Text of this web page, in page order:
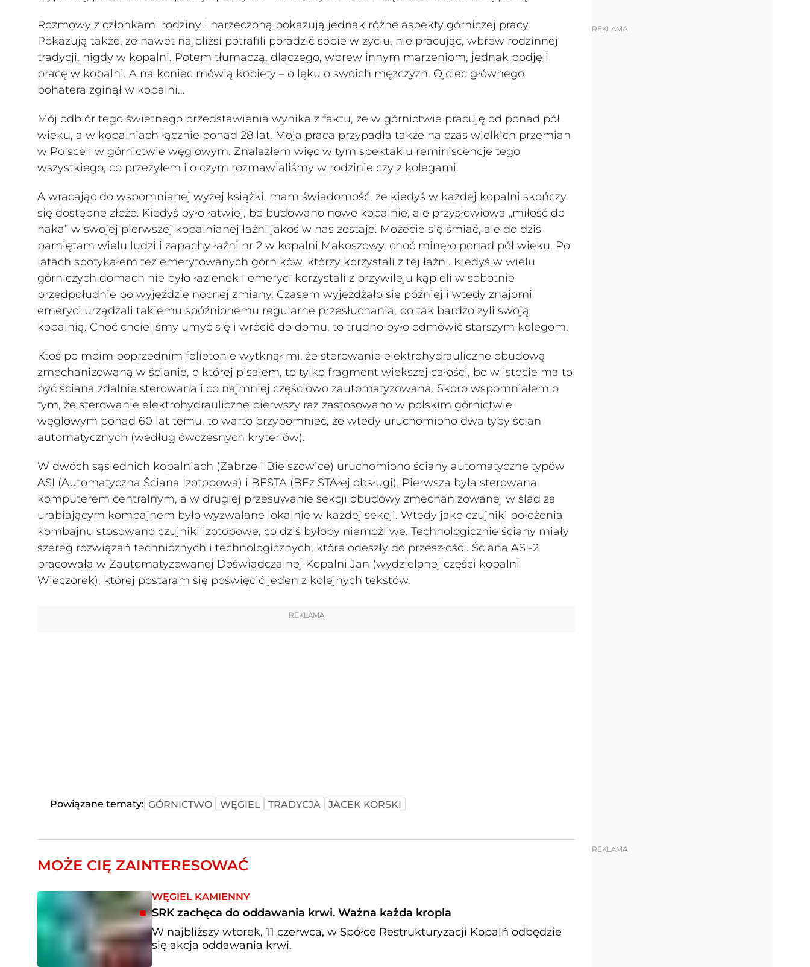
Rozmowy z członkami rodziny i narzeczoną pokazują jednak różne aspekty górniczej pracy.
Pokazują także, że nawet najbliżsi potrafili poradzić sobie w życiu, nie pracując, wbrew rodzinnej
tradycji, nigdy w kopalni. Potem tłumaczą, dlaczego, wbrew innym marzeniom, jednak podjęli
pracę w kopalni. A na koniec mówią kobiety – o lęku o swoich mężczyzn. Ojciec głównego
bohatera zginął w kopalni...
Mój odbiór tego świetnego przedstawienia wynika z faktu, że w górnictwie pracuję od ponad pół
wieku, a w kopalniach łącznie ponad 28 lat. Moja praca przypadła także na czas wielkich przemian
w Polsce i w górnictwie węglowym. Znalazłem więc w tym spektaklu reminiscencje tego
wszystkiego, co przeżyłem i o czym rozmawialiśmy w rodzinie czy z kolegami.
A wracając do wspomnianej wyżej książki, mam świadomość, że kiedyś w każdej kopalni skończy
się dostępne złoże. Kiedyś było łatwiej, bo budowano nowe kopalnie, ale przysłowiowa „miłość do
haka” w swojej pierwszej kopalnianej łaźni jakoś w nas zostaje. Możecie się śmiać, ale do dziś
pamiętam wielu ludzi i zapachy łaźni nr 2 w kopalni Makoszowy, choć minęło ponad pół wieku. Po
latach spotykałem też emerytowanych górników, którzy korzystali z tej łaźni. Kiedyś w wielu
górniczych domach nie było łazienek i emeryci korzystali z przywileju kąpieli w sobotnie
przedpołudnie po wyjeździe nocnej zmiany. Czasem wyjeżdżało się później i wtedy znajomi
emeryci urządzali takiemu spóźnionemu regularne przesłuchania, bo tak bardzo żyli swoją
kopalnią. Choć chcieliśmy umyć się i wrócić do domu, to trudno było odmówić starszym kolegom.
Ktoś po moim poprzednim felietonie wytknął mi, że sterowanie elektrohydrauliczne obudową
zmechanizowaną w ścianie, o której pisałem, to tylko fragment większej całości, bo w istocie ma to
być ściana zdalnie sterowana i co najmniej częściowo zautomatyzowana. Skoro wspomniałem o
tym, że sterowanie elektrohydrauliczne pierwszy raz zastosowano w polskim górnictwie
węglowym ponad 60 lat temu, to warto przypomnieć, że wtedy uruchomiono dwa typy ścian
automatycznych (według ówczesnych kryteriów).
W dwóch sąsiednich kopalniach (Zabrze i Bielszowice) uruchomiono ściany automatyczne typów
ASI (Automatyczna Ściana Izotopowa) i BESTA (BEz STAłej obsługi). Pierwsza była sterowana
komputerem centralnym, a w drugiej przesuwanie sekcji obudowy zmechanizowanej w ślad za
urabiającym kombajnem było wyzwalane lokalnie w każdej sekcji. Wtedy jako czujniki położenia
kombajnu stosowano czujniki izotopowe, co dziś byłoby niemożliwe. Technologicznie ściany miały
szereg rozwiązań technicznych i technologicznych, które odeszły do przeszłości. Ściana ASI-2
pracowała w Zautomatyzowanej Doświadczalnej Kopalni Jan (wydzielonej części kopalni
Wieczorek), której postaram się poświęcić jeden z kolejnych tekstów.
REKLAMA
Powiązane tematy: GÓRNICTWO WĘGIEL TRADYCJA JACEK KORSKI
REKLAMA
MOŻE CIĘ ZAINTERESOWAĆ
WĘGIEL KAMIENNY
SRK zachęca do oddawania krwi. Ważna każda kropla
W najbliższy wtorek, 11 czerwca, w Spółce Restrukturyzacji Kopalń odbędzie
się akcja oddawania krwi.
REKLAMA